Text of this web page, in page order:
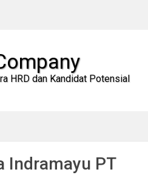
HRD dan Kandidat Potensial
Indramayu PT